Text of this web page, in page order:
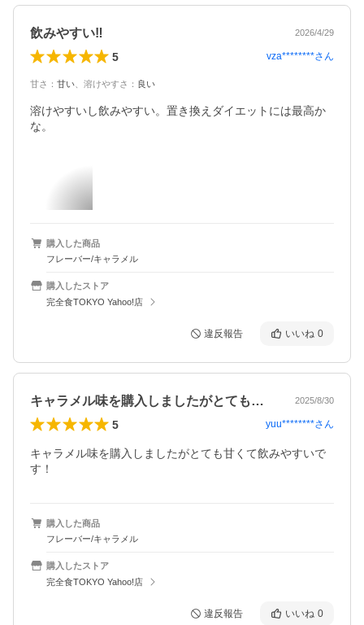
飲みやすい‼️ 2026/4/29
5 vza********さん
甘さ ： 甘い 溶けやすさ ： 良い
溶けやすいし飲みやすい。置き換えダイエットには最高か
な。
購入した商品
フレーバー/キャラメル
購入したストア
完全食TOKYO Yahoo!店
違反報告 いいね 0
キャラメル味を購入しましたがとても甘く… 2025/8/30
5 yuu********さん
キャラメル味を購入しましたがとても甘くて飲みやすいで
す！
購入した商品
フレーバー/キャラメル
購入したストア
完全食TOKYO Yahoo!店
違反報告 いいね 0